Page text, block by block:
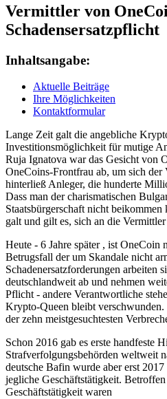
Vermittler von
Schadensersatzpflicht
Inhaltsangabe:
Aktuelle Beiträge
Ihre Möglichkeiten
Kontaktformular
Lange Zeit galt die angebliche
Investitionsmöglichkeit für mutige
Ruja Ignatova war das Gesicht von
OneCoins-Frontfrau ab, um sich der
hinterließ Anleger, die hunderte
Dass man der charismatischen
Staatsbürgerschaft nicht
galt und gilt es, sich an die
Heute - 6 Jahre später , ist OneCoin
Betrugsfall der um Skandale nicht
Schadenersatzforderungen arbeiten
deutschlandweit ab und nehmen
Pflicht - andere Verantwortliche
Krypto-Queen bleibt
der zehn meistgesuchtesten
Schon 2016 gab es erste handfeste
Strafverfolgungsbehörden weltweit
deutsche Bafin wurde aber erst
jegliche Geschäftstätigkeit.
Geschäftstätigkeit waren